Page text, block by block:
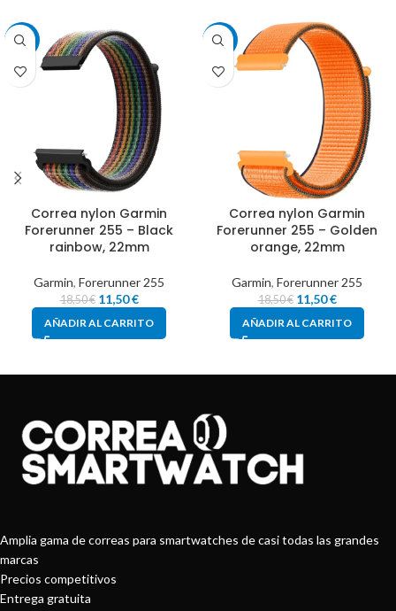
-38%
Correa nylon Garmin
Forerunner 255 – Black
rainbow, 22mm
Garmin, Forerunner 255
18,50€ 11,50€
AÑADIR AL CARRITO
-38%
Correa nylon Garmin
Forerunner 255 – Golden
orange, 22mm
Garmin, Forerunner 255
18,50€ 11,50€
AÑADIR AL CARRITO
Amplia gama de correas para smartwatches de casi todas las grandes
marcas
Precios competitivos
Entrega gratuita